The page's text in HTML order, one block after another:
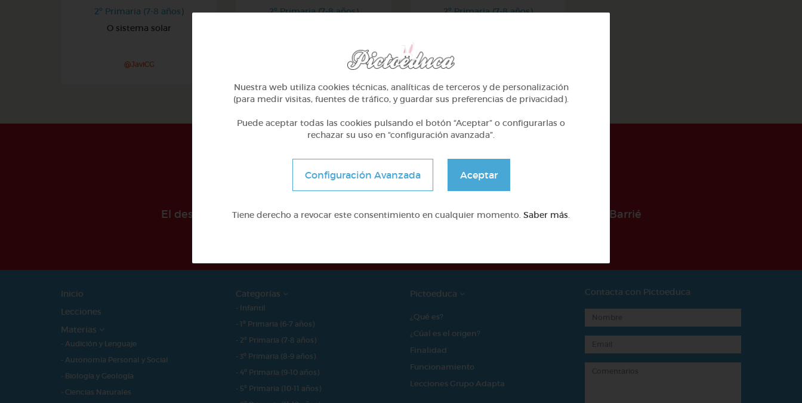
2º Primaria (7-8 años)
O sistema solar
@JaviCG
2º Primaria (7-8 años)
2º Primaria (7-8 años)
El desarollo de este proyecto ha sido posible gracias al mecenazgo de la Fundación Barrié
Inicio
Lecciones
Materias
- Audición y Lenguaje
- Autonomía Personal y Social
- Biología y Geología
- Ciencias Naturales
Categorías
- Infantil
- 1º Primaria (6-7 años)
- 2º Primaria (7-8 años)
- 3º Primaria (8-9 años)
- 4º Primaria (9-10 años)
- 5º Primaria (10-11 años)
Pictoeduca
¿Qué es?
¿Cúal es el origen?
Finalidad
Funcionamiento
Lecciones Grupo Adapta
Contacta con Pictoeduca
Nuestra web utiliza cookies técnicas, analíticas de terceros y de personalización
(para medir visitas, fuentes de tráfico, y guardar sus preferencias de privacidad).
Puede aceptar todas las cookies pulsando el botón “Aceptar” o configurarlas o
rechazar su uso en “configuración avanzada”.
Configuración Avanzada Aceptar
Tiene derecho a revocar este consentimiento en cualquier momento. Saber más.